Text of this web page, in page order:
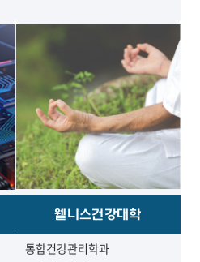
웰니스건강대학
통합건강관리학과